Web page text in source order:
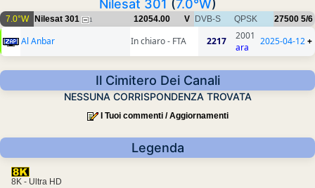
Nilesat 301 (7.0°W)
7.0°W Nilesat 301 1 12054.00 V DVB-S QPSK 27500 5/6
Al Anbar In chiaro - FTA 2217
2001
ara
2025-04-12+
Il Cimitero Dei Canali
NESSUNA CORRISPONDENZA TROVATA
I Tuoi commenti / Aggiornamenti
Legenda
8K - Ultra HD